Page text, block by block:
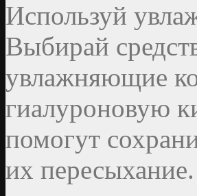
Используй
Выбирай
увлажняющие
гиалуроновую
помогут
их пересыхание.